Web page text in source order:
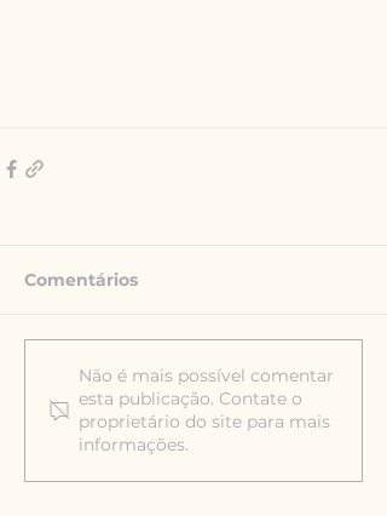
Comentários
Não é mais possível comentar
esta publicação. Contate o
proprietário do site para mais
informações.